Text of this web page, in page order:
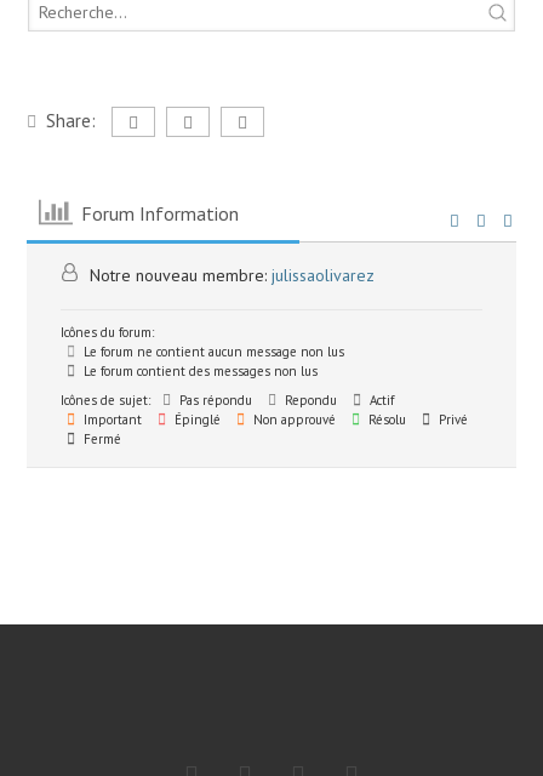
Share:
Forum Information
Notre nouveau membre:julissaolivarez
Icônes du forum:
Le forum ne contient aucun message non lus
Le forum contient des messages non lus
Icônes de sujet:
Pas répondu Repondu
Actif
Important
Épinglé Non approuvé Résolu
Privé
Fermé